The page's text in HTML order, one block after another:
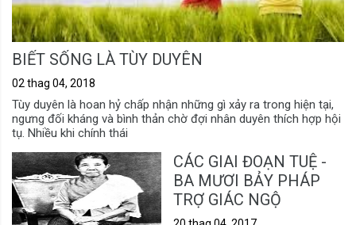
BIẾT SỐNG LÀ TÙY DUYÊN
02 thag 04, 2018
Tùy duyên là hoan hỷ chấp nhận những gì xảy ra trong hiện tại,
ngưng đối kháng và bình thản chờ đợi nhân duyên thích hợp hội
tụ. Nhiều khi chính thái
CÁC GIAI ĐOẠN TUỆ -
BA MƯƠI BẢY PHÁP
TRỢ GIÁC NGỘ